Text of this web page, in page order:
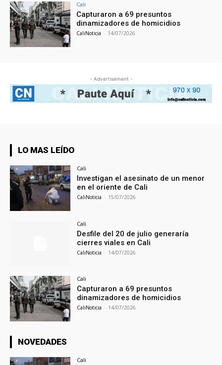
Cali
Capturaron a 69 presuntos
dinamizadores de homicidios
CaliNoticia - 14/07/2026
- Advertisement -
LO MAS LEÍDO
Cali
Investigan el asesinato de un menor
en el oriente de Cali
CaliNoticia - 15/07/2026
Cali
Desfile del 20 de julio generaría
cierres viales en Cali
CaliNoticia - 14/07/2026
Cali
Capturaron a 69 presuntos
dinamizadores de homicidios
CaliNoticia - 14/07/2026
NOVEDADES
Cali